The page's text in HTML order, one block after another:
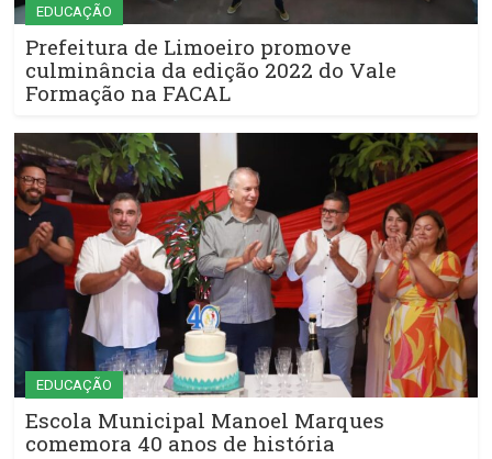
EDUCAÇÃO
Prefeitura de Limoeiro promove
culminância da edição 2022 do Vale
Formação na FACAL
EDUCAÇÃO
Escola Municipal Manoel Marques
comemora 40 anos de história